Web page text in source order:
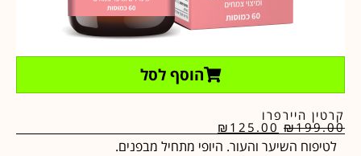
הוסף לסל
קרטין היירפרו
₪199.00
₪ 125.00
לטיפוח השיער והעור. היופי מתחיל מבפנים.